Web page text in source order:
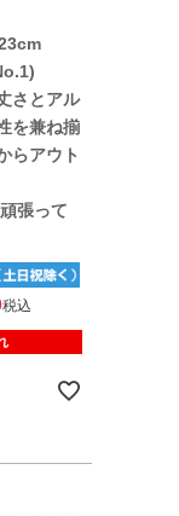
さとアル
を兼ね揃
らアウト
張って
税込